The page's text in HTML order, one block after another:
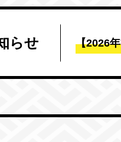
らせ 【2026